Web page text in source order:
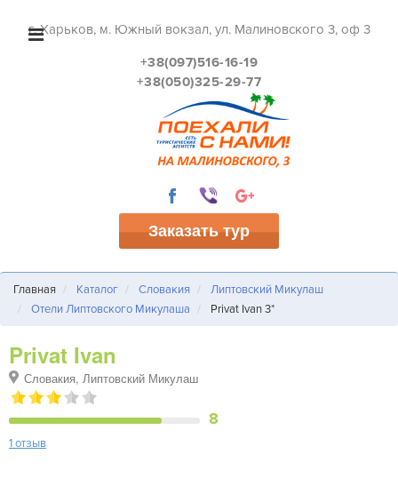
г. Харьков, м. Южный вокзал, ул. Малиновского 3, оф 3
+38(097)516-16-19
+38(050)325-29-77
Заказать тур
Главная Каталог Словакия
Липтовский Микулаш
Отели Липтовского Микулаша
Privat Ivan 3*
Privat Ivan
Словакия, Липтовский Микулаш
8
1 отзыв